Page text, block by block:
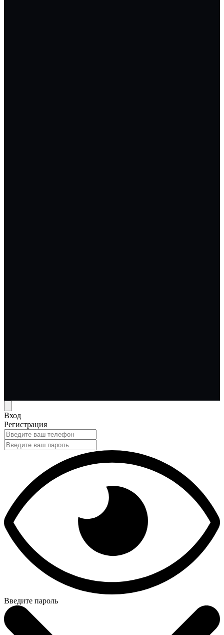
Вход
Регистрация
Введите пароль